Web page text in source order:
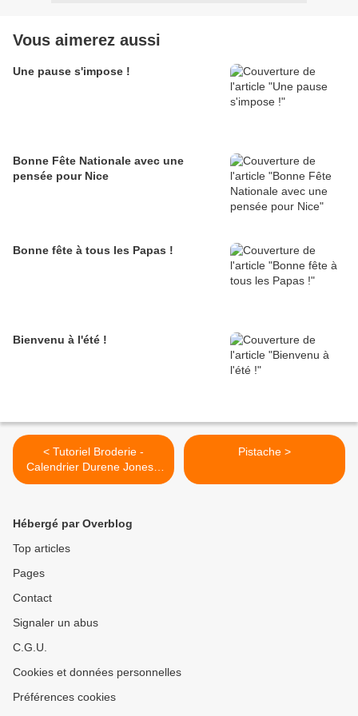
Vous aimerez aussi
Une pause s'impose !
Bonne Fête Nationale avec une
pensée pour Nice
Bonne fête à tous les Papas !
Bienvenu à l'été !
< Tutoriel Broderie -
Calendrier Durene Jones -
Février 2026
Pistache >
Hébergé par Overblog
Top articles
Pages
Contact
Signaler un abus
C.G.U.
Cookies et données personnelles
Préférences cookies